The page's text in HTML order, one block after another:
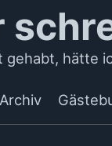
gehabt, hätte
Archiv